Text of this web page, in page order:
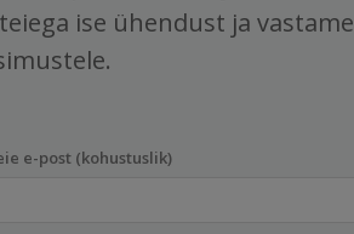
ise ühendust ja vastame
e-post (kohustuslik)